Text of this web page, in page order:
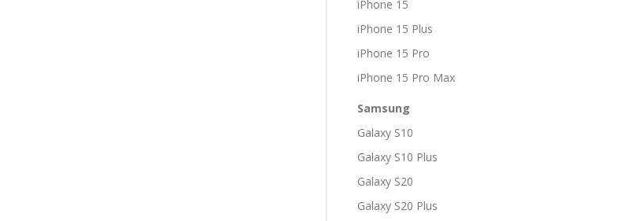
iPhone 15
iPhone 15 Plus
iPhone 15 Pro
iPhone 15 Pro Max
Samsung
Galaxy S10
Galaxy S10 Plus
Galaxy S20
Galaxy S20 Plus